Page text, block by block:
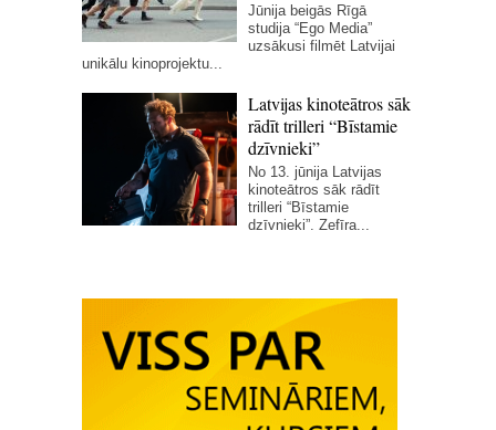
Jūnija beigās Rīgā
studija “Ego Media”
uzsākusi filmēt Latvijai
unikālu kinoprojektu...
Latvijas kinoteātros sāk
rādīt trilleri “Bīstamie
dzīvnieki”
No 13. jūnija Latvijas
kinoteātros sāk rādīt
trilleri “Bīstamie
dzīvnieki”. Zefīra...